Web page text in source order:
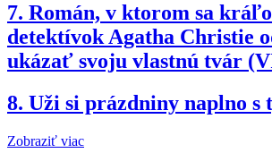
7. Román, v ktorom sa
detektívok Agatha Christie
ukázať svoju vlastnú tvár
8. Uži si prázdniny naplno
Zobraziť viac